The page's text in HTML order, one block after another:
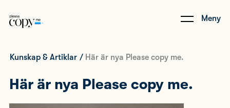
Meny
Kunskap & Artiklar / Här är nya Please copy me.
Här är nya Please copy me.